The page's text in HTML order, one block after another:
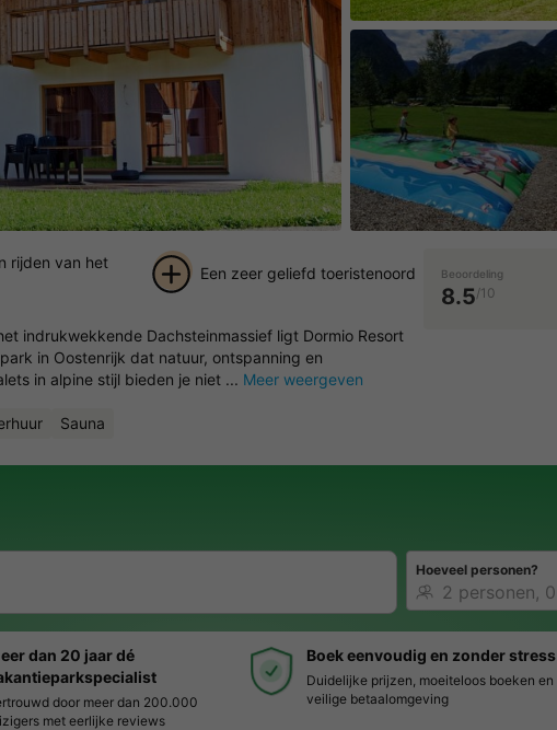
Beoordeling
8.5/10
rijden van het
Een zeer geliefd toeristenoord
indrukwekkende Dachsteinmassief ligt Dormio Resort
in Oostenrijk dat natuur, ontspanning en
in alpine stijl bieden je niet ... Meer weergeven
Sauna
Hoeveel personen?
dan 20 jaar dé
door meer dan 200.000
met eerlijke reviews
Boek eenvoudig en zonder stress
Duidelijke prijzen, moeiteloos boeken en
veilige betaalomgeving